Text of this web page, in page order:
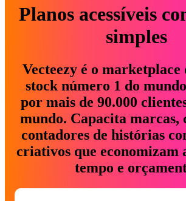
Planos acessíveis
simples
Vecteezy é o marketplace
stock número 1 do
por mais de 90.000
mundo. Capacita marcas,
contadores de histórias
criativos que economizam
tempo e